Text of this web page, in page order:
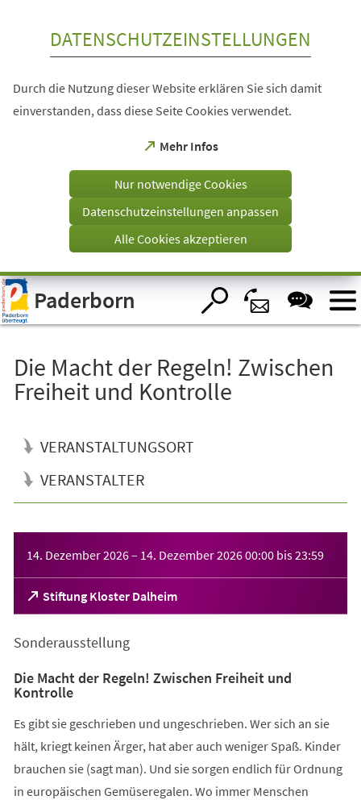
Visuelle
Assistenzsoftware
öffnen.
DATENSCHUTZEINSTELLUNGEN
Durch die Nutzung dieser Website erklären Sie sich damit
einverstanden, dass diese Seite Cookies verwendet.
Mehr Infos
(Öffnet
einem
Tab)
Nur notwendige Cookies
Datenschutzeinstellungen anpassen
Alle Cookies akzeptieren
Paderborn
Die Macht der Regeln! Zwischen
Freiheit und Kontrolle
VERANSTALTUNGSORT
VERANSTALTER
14. Dezember 2026– 14. Dezember 202600:00 bis23:59
Stiftung Kloster Dalheim
(Öffnet
in
neuen
Sonderausstellung
Die Macht der Regeln! Zwischen Freiheit und
Kontrolle
Es gibt sie geschrieben und ungeschrieben. Wer sich an sie
hält, kriegt keinen Ärger, hat aber auch weniger Spaß. Kinder
brauchen sie (sagt man). Und sie sorgen endlich für Ordnung
in europäischen Gemüseregalen. Wo immer Menschen